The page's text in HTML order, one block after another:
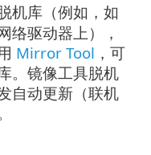
机库（例如，如
络驱动器上），
Mirror Tool ，可
。镜像工具脱机
自动更新（联机